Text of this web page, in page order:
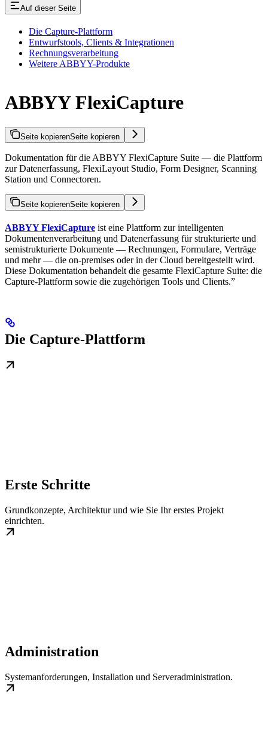
Auf dieser Seite
Die Capture-Plattform
Entwurfstools, Clients & Integrationen
Rechnungsverarbeitung
Weitere ABBYY-Produkte
ABBYY FlexiCapture
Seite kopierenSeite kopieren
Dokumentation für die ABBYY FlexiCapture Suite — die Plattform
zur Datenerfassung, FlexiLayout Studio, Form Designer, Scanning
Station und Connectoren.
Seite kopierenSeite kopieren
ABBYY FlexiCapture ist eine Plattform zur intelligenten
Dokumentenverarbeitung und Datenerfassung für strukturierte und
semistrukturierte Dokumente — Rechnungen, Formulare, Verträge
und mehr — die on-premises oder in der Cloud bereitgestellt wird.
Diese Dokumentation behandelt die gesamte FlexiCapture Suite: die
Capture-Plattform sowie die zugehörigen Tools und Clients.”
Die Capture-Plattform
Erste Schritte
Grundkonzepte, Architektur und wie Sie Ihr erstes Projekt
einrichten.
Administration
Systemanforderungen, Installation und Serveradministration.